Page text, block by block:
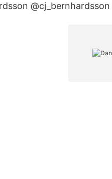
noggrann och erfaren Jonas